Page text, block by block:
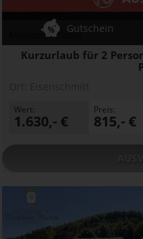
Molitors Mühle
Kurzurlaub für 2
Gutschein
Wert:
1.630,- €
Preis:
815,- €